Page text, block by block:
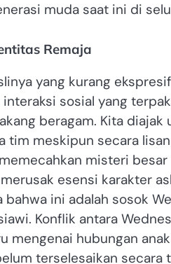
muda saat ini di
Remaja
yang kurang
sosial yang
beragam. Kita
tim meskipun secara
misteri
esensi karakter
ini adalah sosok
Konflik antara
hubungan
terselesaikan